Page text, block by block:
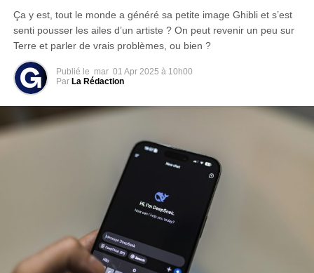
Ça y est, tout le monde a généré sa petite image Ghibli et s’est
senti pousser les ailes d’un artiste ? On peut revenir un peu sur
Terre et parler de vrais problèmes, ou bien ?
Publié le mar 01 Apr 2025 à 10h00
Par La Rédaction